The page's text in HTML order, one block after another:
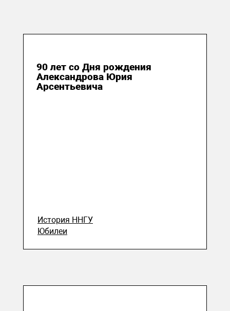
90 лет со Дня рождения
Александрова Юрия
Арсентьевича
История ННГУ
Юбилеи